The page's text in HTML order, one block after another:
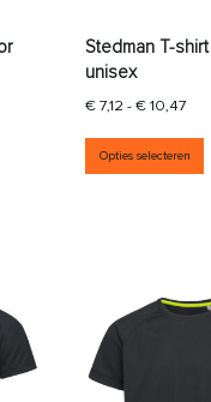
€ 7,12 tot € 10,47
heeft meerdere
Stedman T-
unisex
€7,12 -€10,47
Opties selecteren